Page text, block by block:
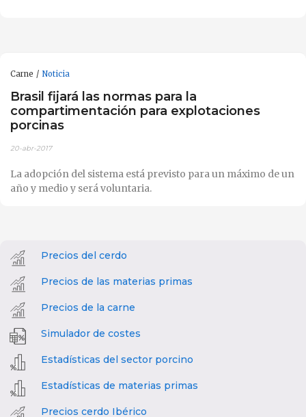
Carne Noticia
Brasil fijará las normas para la
compartimentación para explotaciones
porcinas
20-abr-2017
La adopción del sistema está previsto para un máximo de un
año y medio y será voluntaria.
Precios del cerdo
Precios de las materias primas
Precios de la carne
Simulador de costes
Estadísticas del sector porcino
Estadísticas de materias primas
Precios cerdo Ibérico